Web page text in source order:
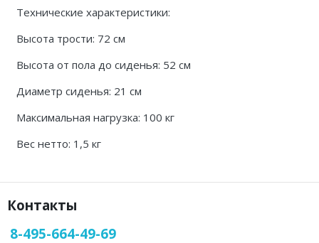
Технические характеристики:
Высота трости: 72 см
Высота от пола до сиденья: 52 см
Диаметр сиденья: 21 см
Максимальная нагрузка: 100 кг
Вес нетто: 1,5 кг
Контакты
8-495-664-49-69